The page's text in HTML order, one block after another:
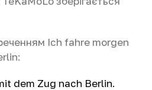
Ich fahre morgen
dem Zug nach Berlin.